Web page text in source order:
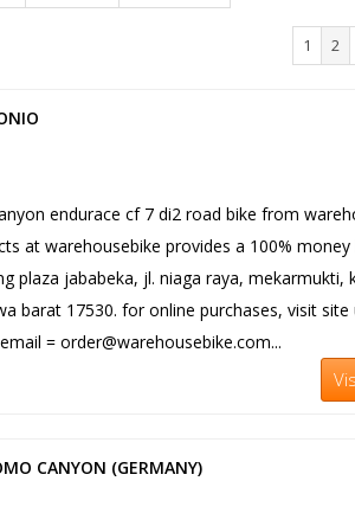
1 2
endurace cf 7 di2 road bike from
at warehousebike provides a 100% money
plaza jababeka, jl. niaga raya, mekarmukti,
barat 17530. for online purchases, visit site
= order@warehousebike.com...
CANYON (GERMANY)